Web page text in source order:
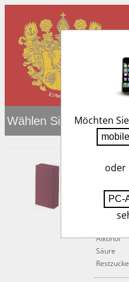
Möchten
oder
2er
Alkohol
Säure